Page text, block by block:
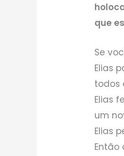
que
Se
Elias
todos
Elias
um
Elias
Então